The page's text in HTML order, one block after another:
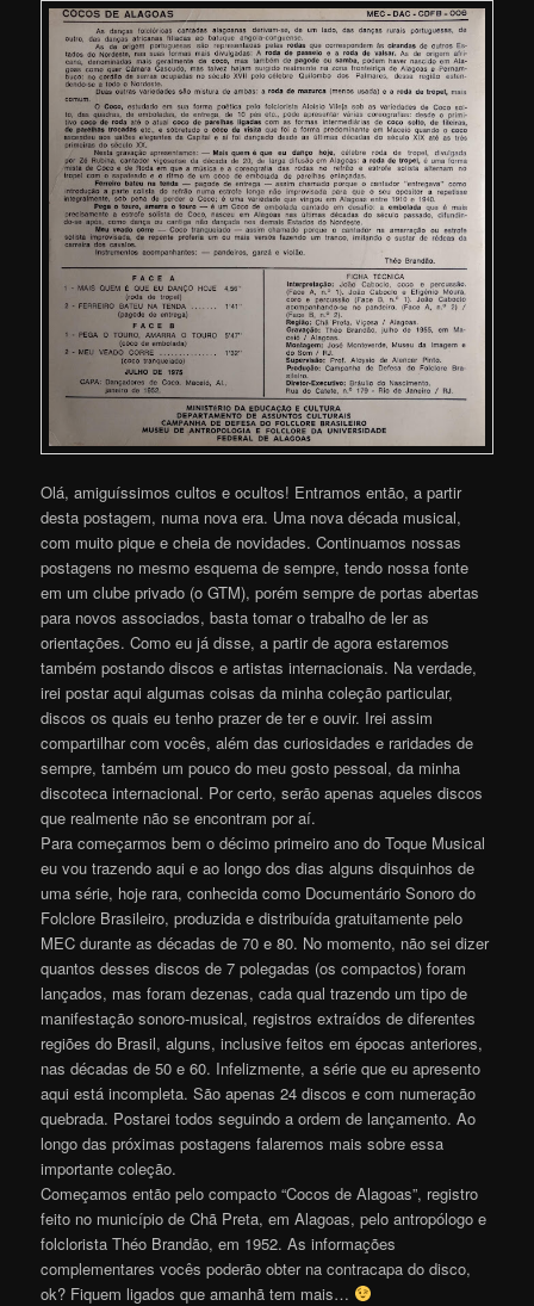
Olá, amiguíssimos cultos e ocultos! Entramos então, a partir
desta postagem, numa nova era. Uma nova década musical,
com muito pique e cheia de novidades. Continuamos nossas
postagens no mesmo esquema de sempre, tendo nossa fonte
em um clube privado (o GTM), porém sempre de portas abertas
para novos associados, basta tomar o trabalho de ler as
orientações. Como eu já disse, a partir de agora estaremos
também postando discos e artistas internacionais. Na verdade,
irei postar aqui algumas coisas da minha coleção particular,
discos os quais eu tenho prazer de ter e ouvir. Irei assim
compartilhar com vocês, além das curiosidades e raridades de
sempre, também um pouco do meu gosto pessoal, da minha
discoteca internacional. Por certo, serão apenas aqueles discos
que realmente não se encontram por aí.
Para começarmos bem o décimo primeiro ano do Toque Musical
eu vou trazendo aqui e ao longo dos dias alguns disquinhos de
uma série, hoje rara, conhecida como Documentário Sonoro do
Folclore Brasileiro, produzida e distribuída gratuitamente pelo
MEC durante as décadas de 70 e 80. No momento, não sei dizer
quantos desses discos de 7 polegadas (os compactos) foram
lançados, mas foram dezenas, cada qual trazendo um tipo de
manifestação sonoro-musical, registros extraídos de diferentes
regiões do Brasil, alguns, inclusive feitos em épocas anteriores,
nas décadas de 50 e 60. Infelizmente, a série que eu apresento
aqui está incompleta. São apenas 24 discos e com numeração
quebrada. Postarei todos seguindo a ordem de lançamento. Ao
longo das próximas postagens falaremos mais sobre essa
importante coleção.
Começamos então pelo compacto “Cocos de Alagoas”, registro
feito no município de Chã Preta, em Alagoas, pelo antropólogo e
folclorista Théo Brandão, em 1952. As informações
complementares vocês poderão obter na contracapa do disco,
ok? Fiquem ligados que amanhã tem mais…